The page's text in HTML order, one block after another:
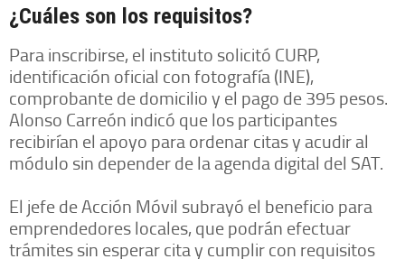
¿Cuáles son los requisitos?
Para inscribirse, el instituto solicitó CURP,
identificación oficial con fotografía (INE),
comprobante de domicilio y el pago de 395 pesos.
Alonso Carreón indicó que los participantes
recibirían el apoyo para ordenar citas y acudir al
módulo sin depender de la agenda digital del SAT.
El jefe de Acción Móvil subrayó el beneficio para
emprendedores locales, que podrán efectuar
trámites sin esperar cita y cumplir con requisitos